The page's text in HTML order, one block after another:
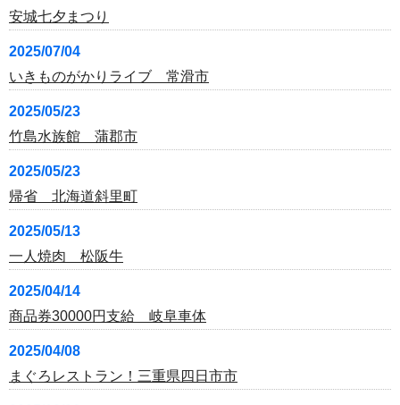
安城七夕まつり
2025/07/04
いきものがかりライブ 常滑市
2025/05/23
竹島水族館 蒲郡市
2025/05/23
帰省 北海道斜里町
2025/05/13
一人焼肉 松阪牛
2025/04/14
商品券30000円支給 岐阜車体
2025/04/08
まぐろレストラン！三重県四日市市